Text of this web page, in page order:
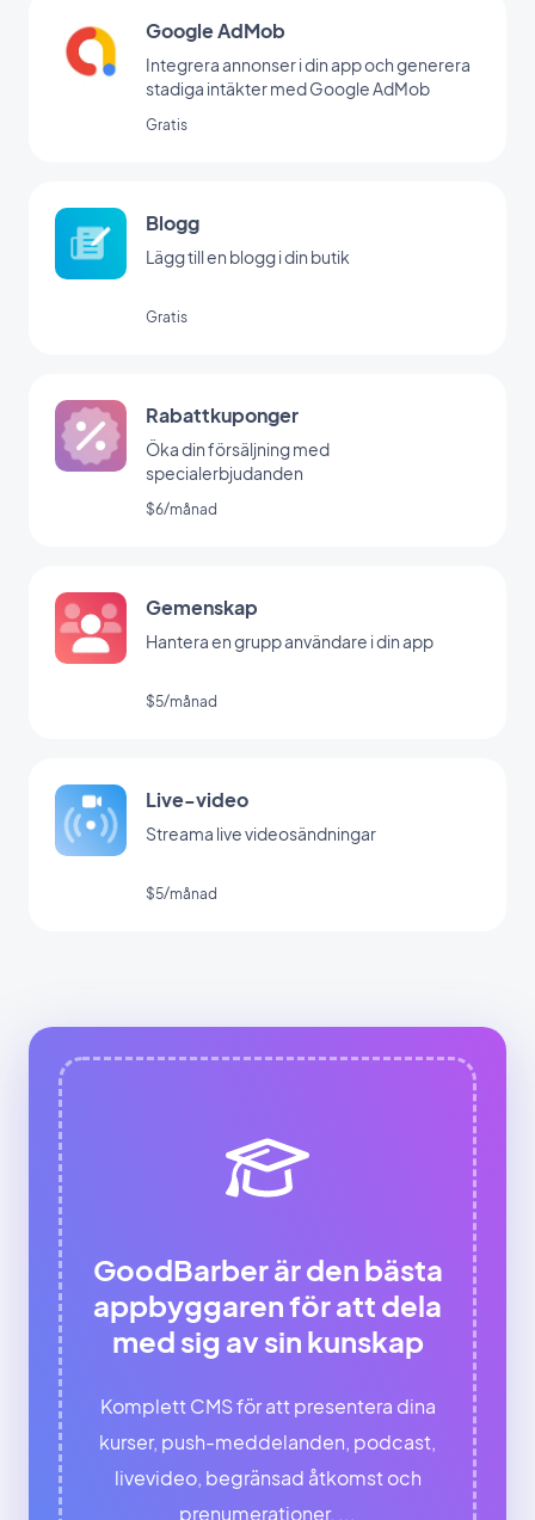
Google AdMob
Integrera annonser i din app och generera
stadiga intäkter med Google AdMob
Gratis
Blogg
Lägg till en blogg i din butik
Gratis
Rabattkuponger
Öka din försäljning med
specialerbjudanden
$6/månad
Gemenskap
Hantera en grupp användare i din app
$5/månad
Live-video
Streama live videosändningar
$5/månad
GoodBarber är den bästa
appbyggaren för att dela
med sig av sin kunskap
Komplett CMS för att presentera dina
kurser, push-meddelanden, podcast,
livevideo, begränsad åtkomst och
prenumerationer, ...